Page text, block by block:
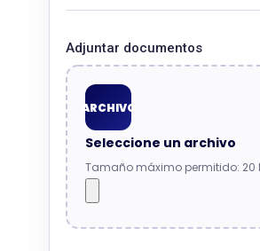
Adjuntar documentos
ARCHIVO
Seleccione un archivo
Tamaño máximo permitido: 20